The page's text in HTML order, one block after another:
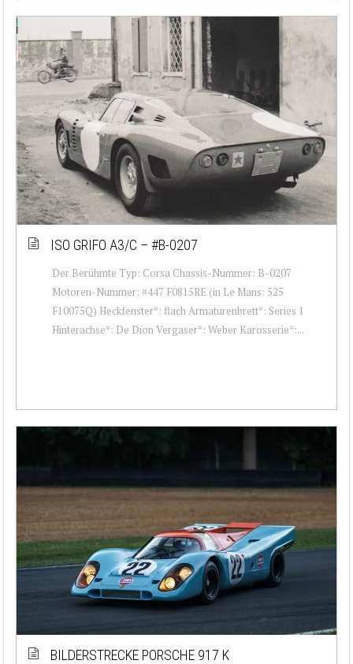
ISO GRIFO A3/C – #B-0207
Der Berühmte Typ: Corsa Chassis-Nummer: B-0207
Motoren-Nummer: #447 F0815RE (in Le Mans: 525
F10075Q) Heckfenster*: flach Armaturenbrett*: Series 1
Hinterachse*: De Dion Vergaser*: Weber Karosserie*:...
BILDERSTRECKE PORSCHE 917 K